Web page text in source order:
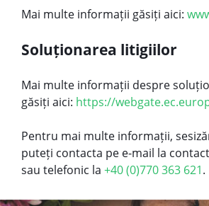
Mai multe informații găsiți aici:
Soluționarea litigiilor
Mai multe informații despre
găsiți aici: https://
Pentru mai multe informații,
puteți contacta pe e-mail la
sau telefonic la +40 (0)770 363 621.